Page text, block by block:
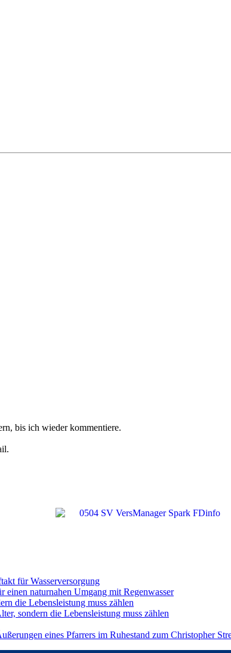
bis ich wieder kommentiere.
für Wasserversorgung
naturnahen Umgang mit Regenwasser
die Lebensleistung muss zählen
sondern die Lebensleistung muss zählen
eines Pfarrers im Ruhestand zum Christopher